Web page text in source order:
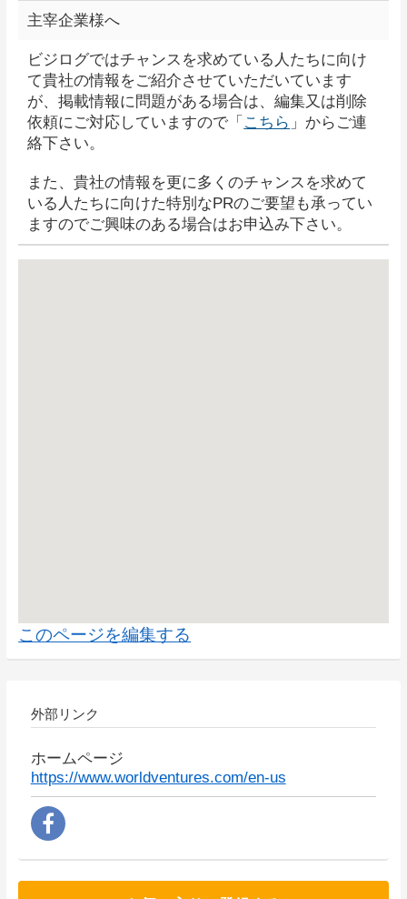
主宰企業様へ
ビジログではチャンスを求めている人たちに向け
て貴社の情報をご紹介させていただいています
が、掲載情報に問題がある場合は、編集又は削除
依頼にご対応していますので「 こちら 」からご連
絡下さい。
また、貴社の情報を更に多くのチャンスを求めて
いる人たちに向けた特別なPRのご要望も承ってい
ますのでご興味のある場合はお申込み下さい。
このページを編集する
外部リンク
ホームページ
https://www.worldventures.com/en-us